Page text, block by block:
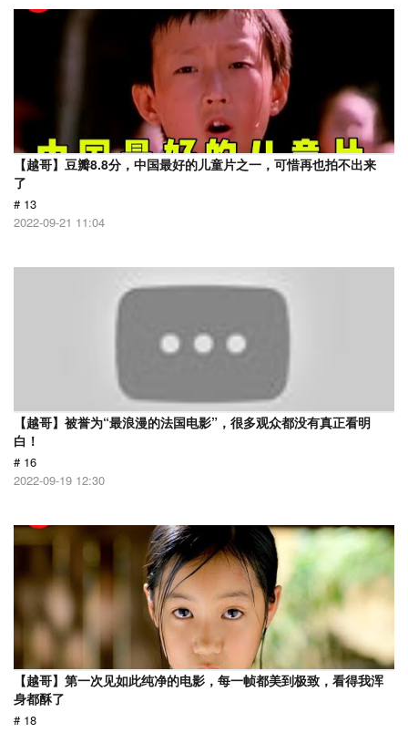
【越哥】豆瓣8.8分，中国最好的儿童片之一，可惜再也拍不出来
了
# 13
2022-09-21 11:04
【越哥】被誉为“最浪漫的法国电影”，很多观众都没有真正看明
白！
# 16
2022-09-19 12:30
【越哥】第一次见如此纯净的电影，每一帧都美到极致，看得我浑
身都酥了
# 18